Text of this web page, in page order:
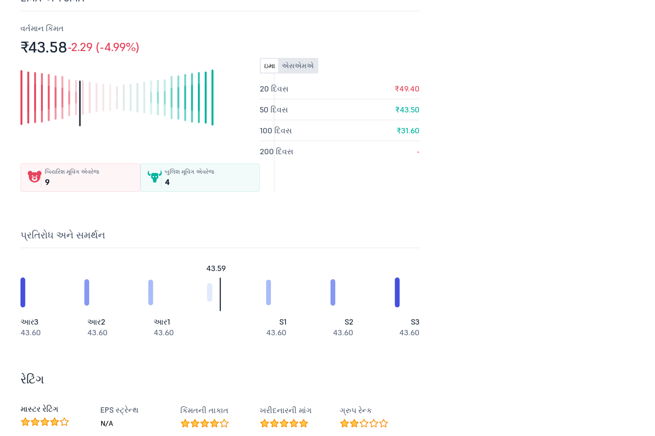
વર્તમાન કિંમત
₹43.58-2.29 (-4.99%)
બિયરિશ મૂવિંગ એવરેજ
9
બુલિશ મૂવિંગ એવરેજ
4
ઇમા એસએમએ
20 દિવસ ₹49.40
50 દિવસ ₹43.50
100 દિવસ ₹31.60
200 દિવસ -
પ્રતિરોધ અને સમર્થન
43.59
આર3
43.60
આર2
43.60
આર1
43.60
S1
43.60
S2
43.60
S3
43.60
રેટિંગ
માસ્ટર રેટિંગ EPS સ્ટ્રેન્થ
N/A
કિંમતની તાકાત ખરીદનારની માંગ ગ્રુપ રેન્ક